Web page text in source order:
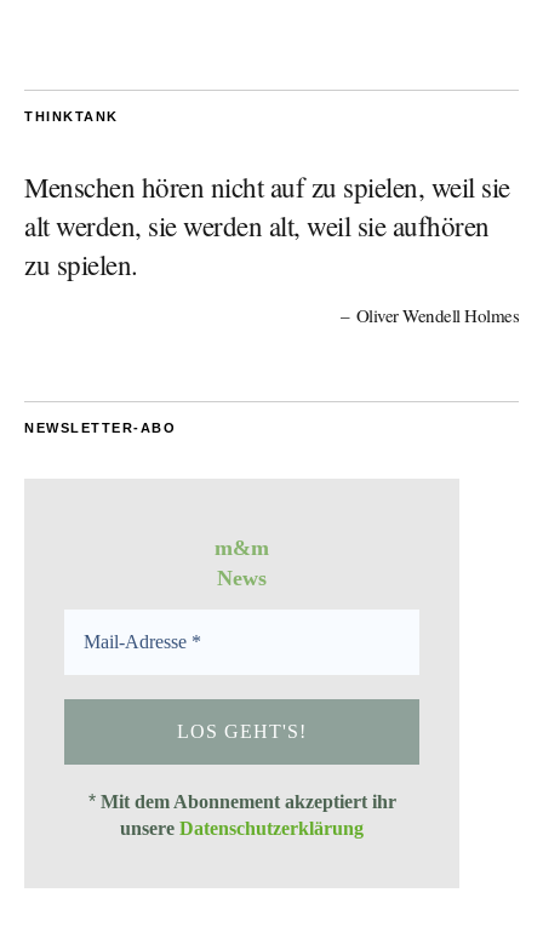
THINKTANK
Menschen hören nicht auf zu spielen, weil sie
alt werden, sie werden alt, weil sie aufhören
zu spielen.
Oliver Wendell Holmes
NEWSLETTER-ABO
m&m
News
* Mit dem Abonnement akzeptiert ihr
unsereDatenschutzerklärung